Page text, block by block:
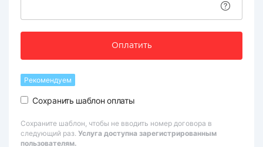
Оплатить
Рекомендуем
Сохранить шаблон оплаты
Сохраните шаблон, чтобы не вводить номер договора в
следующий раз. Услуга доступна зарегистрированным
пользователям.